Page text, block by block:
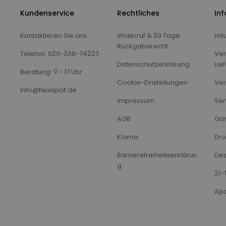
Kundenservice
Kontaktieren Sie uns
Telefon: 0211-368-74223
Beratung: 9 - 17 Uhr
info@flexispot.de
Rechtliches
Widerruf & 30 Tage
Rückgaberecht
Datenschutzerklärung
Cookie-Einstellungen
Impressum
AGB
Klarna
Barrierefreiheitserklärun
g